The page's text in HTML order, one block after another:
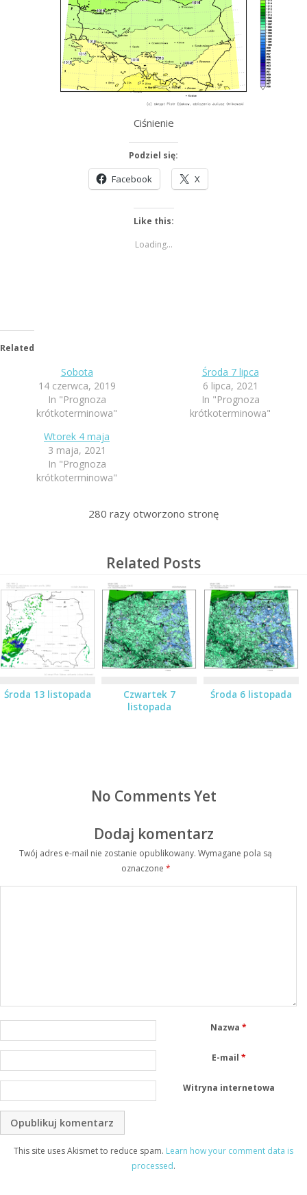
Ciśnienie
Podziel się:
Facebook X
Like this:
Loading...
Related
Sobota
14 czerwca, 2019
In "Prognoza
krótkoterminowa"
Środa 7 lipca
6 lipca, 2021
In "Prognoza
krótkoterminowa"
Wtorek 4 maja
3 maja, 2021
In "Prognoza
krótkoterminowa"
280 razy otworzono stronę
Related Posts
Środa 13 listopada
Czwartek 7
listopada
Środa 6 listopada
No Comments Yet
Dodaj komentarz
Twój adres e-mail nie zostanie opublikowany. Wymagane pola są
oznaczone *
Nazwa*
E-mail *
Witryna internetowa
This site uses Akismet to reduce spam. Learn how your comment data is
processed.